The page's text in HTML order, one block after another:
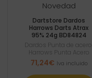
Novedad
Dartstore Dardos
Harrows Darts Atrax
95% 24g BD84824
Dardos Punta de acero
Harrows Punta Acero
71,24€ Iva incluido